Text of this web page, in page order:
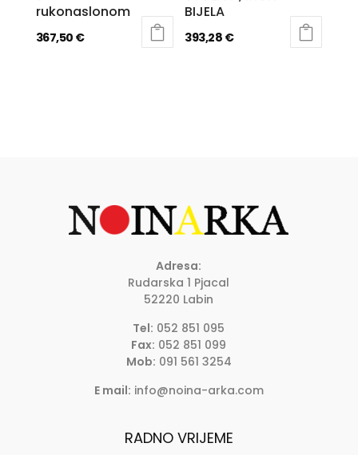
rukonaslonom
367,50 €
BIJELA
393,28 €
Adresa:
Rudarska 1 Pjacal
52220 Labin
Tel: 052 851 095
Fax: 052 851 099
Mob: 091 561 3254
E mail: info@noina-arka.com
RADNO VRIJEME